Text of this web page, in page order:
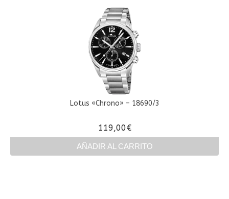
Lotus «Chrono» – 18690/3
119,00€
AÑADIR AL CARRITO